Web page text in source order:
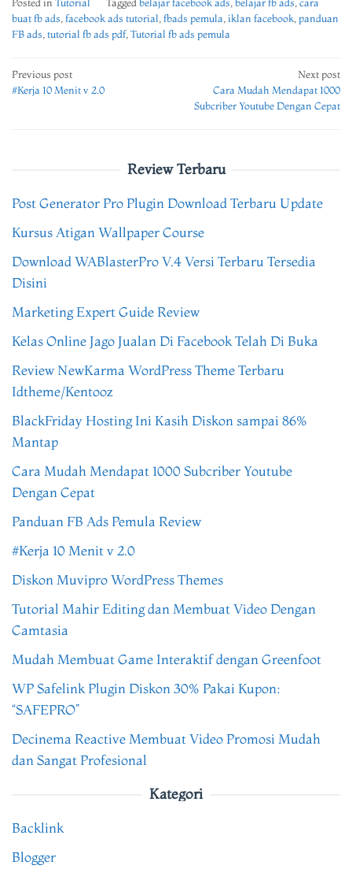
buat fb ads facebook ads tutorial fbads pemula iklan facebook panduan
FB ads tutorial fb ads pdf, Tutorial fb ads pemula
Post
navigation
Previous post
#Kerja 10 Menit v 2.0
Next post
Cara Mudah Mendapat 1000
Subcriber Youtube Dengan Cepat
Review Terbaru
Post Generator Pro Plugin Download Terbaru Update
Kursus Atigan Wallpaper Course
Download WABlasterPro V.4 Versi Terbaru Tersedia
Disini
Marketing Expert Guide Review
Kelas Online Jago Jualan Di Facebook Telah Di Buka
Review NewKarma WordPress Theme Terbaru
Idtheme/Kentooz
BlackFriday Hosting Ini Kasih Diskon sampai 86%
Mantap
Cara Mudah Mendapat 1000 Subcriber Youtube
Dengan Cepat
Panduan FB Ads Pemula Review
#Kerja 10 Menit v 2.0
Diskon Muvipro WordPress Themes
Tutorial Mahir Editing dan Membuat Video Dengan
Camtasia
Mudah Membuat Game Interaktif dengan Greenfoot
WP Safelink Plugin Diskon 30% Pakai Kupon:
“SAFEPRO”
Decinema Reactive Membuat Video Promosi Mudah
dan Sangat Profesional
Kategori
Backlink
Blogger